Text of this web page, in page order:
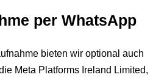
per WhatsApp
bieten wir optional auch
Meta Platforms Ireland Limited,